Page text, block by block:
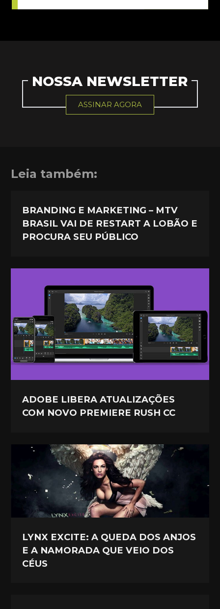
NOSSA NEWSLETTER
ASSINAR AGORA
Leia também:
BRANDING E MARKETING – MTV
BRASIL VAI DE RESTART A LOBÃO E
PROCURA SEU PÚBLICO
ADOBE LIBERA ATUALIZAÇÕES
COM NOVO PREMIERE RUSH CC
LYNX EXCITE: A QUEDA DOS ANJOS
E A NAMORADA QUE VEIO DOS
CÉUS